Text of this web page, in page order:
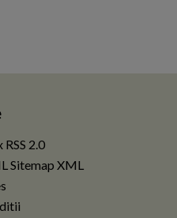
RSS 2.0
Sitemap XML